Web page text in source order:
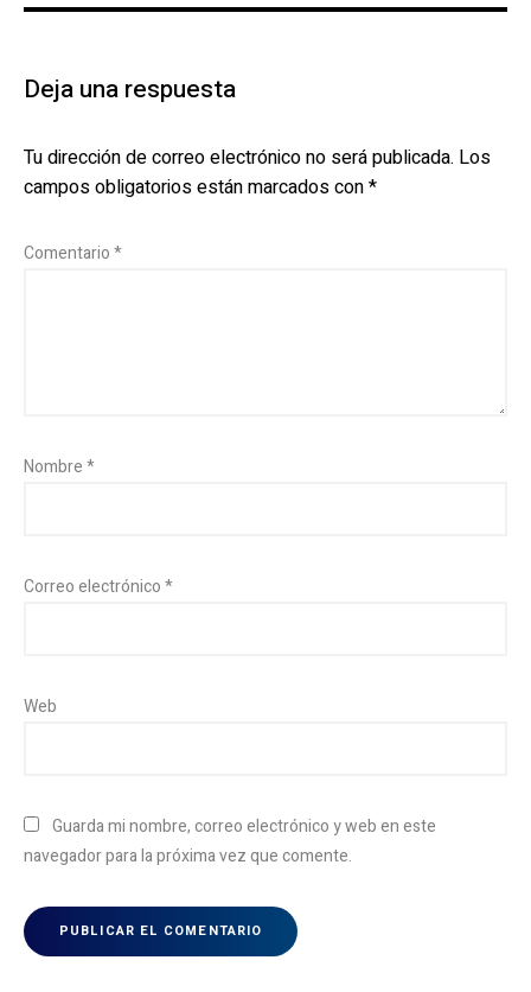
Deja una respuesta
Tu dirección de correo electrónico no será publicada. Los
campos obligatorios están marcados con*
Comentario*
Nombre*
Correo electrónico*
Web
Guarda mi nombre, correo electrónico y web en este
navegador para la próxima vez que comente.